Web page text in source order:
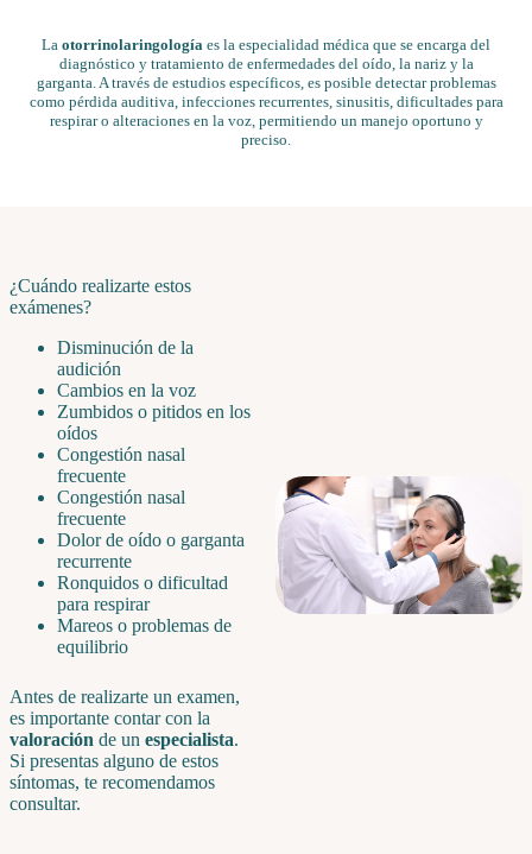
La otorrinolaringología es la especialidad médica que se encarga del
diagnóstico y tratamiento de enfermedades del oído, la nariz y la
garganta. A través de estudios específicos, es posible detectar problemas
como pérdida auditiva, infecciones recurrentes, sinusitis, dificultades para
respirar o alteraciones en la voz, permitiendo un manejo oportuno y
preciso.
¿Cuándo realizarte estos
exámenes?
Disminución de la
audición
Cambios en la voz
Zumbidos o pitidos en los
oídos
Congestión nasal
frecuente
Congestión nasal
frecuente
Dolor de oído o garganta
recurrente
Ronquidos o dificultad
para respirar
Mareos o problemas de
equilibrio
Antes de realizarte un examen,
es importante contar con la
valoración de un especialista.
Si presentas alguno de estos
síntomas, te recomendamos
consultar.